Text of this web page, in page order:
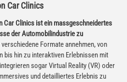
Car Clinics
Car Clinics ist ein massgeschneidertes
der Automobilindustrie zu
Formate annehmen, von
bis hin zu interaktiven Erlebnissen mit
sogar Virtual Reality (VR) oder
und detailliertes Erlebnis zu